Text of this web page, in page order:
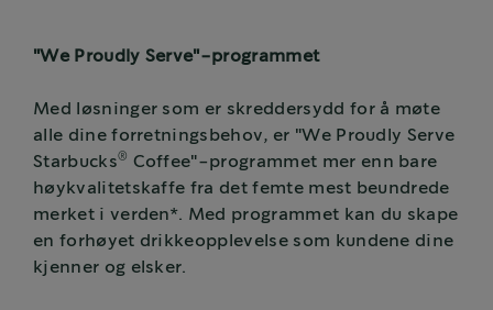
"We Proudly Serve"-programmet
Med løsninger som er skreddersydd for å møte
alle dine forretningsbehov, er "We Proudly Serve
Starbucks® Coffee"-programmet mer enn bare
høykvalitetskaffe fra det femte mest beundrede
merket i verden*. Med programmet kan du skape
en forhøyet drikkeopplevelse som kundene dine
kjenner og elsker.